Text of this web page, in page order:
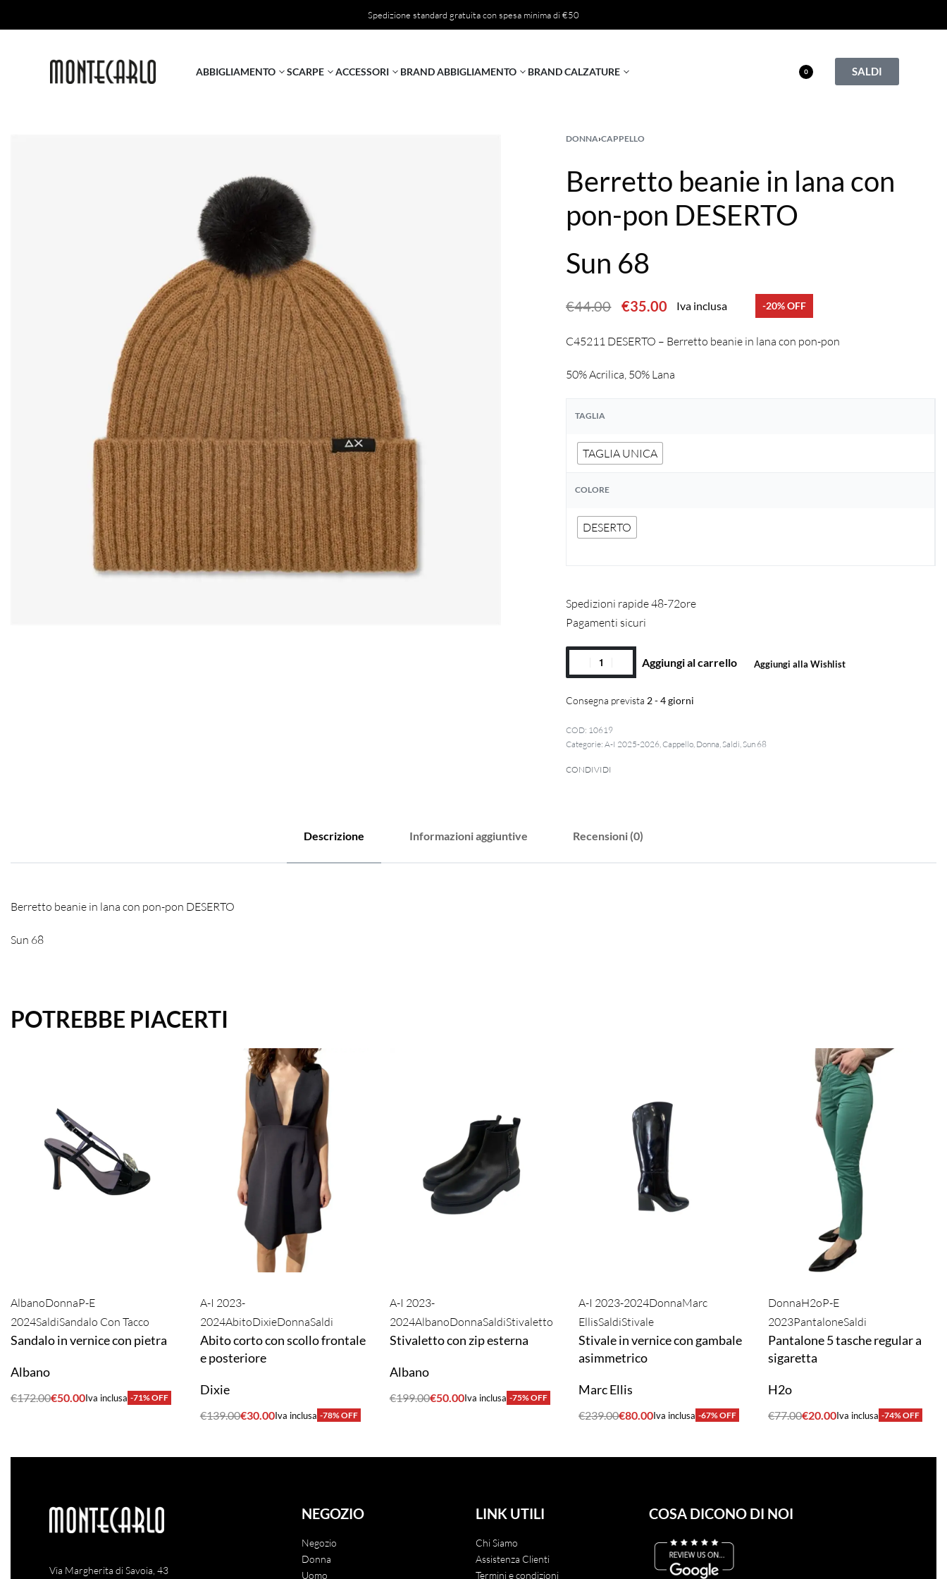
Spedizione standard gratuita con spesa minima di €50
ABBIGLIAMENTO SCARPE ACCESSORI BRAND ABBIGLIAMENTO BRAND CALZATURE 0 SALDI
DONNA›CAPPELLO
Berretto beanie in lana con
pon-pon DESERTO
Sun 68
€44.00 €35.00 Iva inclusa -20% OFF
C45211 DESERTO – Berretto beanie in lana con pon-pon
50% Acrilica, 50% Lana
TAGLIA
TAGLIA UNICA
COLORE
DESERTO
Spedizioni rapide 48-72ore
Pagamenti sicuri
Aggiungi al carrello Aggiungi alla Wishlist
Consegna prevista 2 - 4 giorni
10619
Categorie:A-I 2025-2026,Cappello, Donna,Saldi,Sun 68
CONDIVIDI
Descrizione Informazioni aggiuntive Recensioni (0)
Berretto beanie in lana con pon-pon DESERTO
Sun 68
POTREBBE PIACERTI
AlbanoDonnaP-E
2024SaldiSandalo Con Tacco
Sandalo in vernice con pietra
Albano
€172.00€50.00Iva inclusa -71% OFF
A-I 2023-
2024AbitoDixieDonnaSaldi
Abito corto con scollo frontale
e posteriore
Dixie
€139.00€30.00Iva inclusa -78% OFF
A-I 2023-
2024AlbanoDonnaSaldiStivaletto
Stivaletto con zip esterna
Albano
€199.00€50.00Iva inclusa -75% OFF
A-I 2023-2024DonnaMarc
EllisSaldiStivale
Stivale in vernice con gambale
asimmetrico
Marc Ellis
€239.00€80.00Iva inclusa -67% OFF
DonnaH2oP-E
2023PantaloneSaldi
Pantalone 5 tasche regular a
sigaretta
H2o
€77.00€20.00Iva inclusa -74% OFF
Via Margherita di Savoia, 43
NEGOZIO
Negozio
Donna
Uomo
LINK UTILI
Chi Siamo
Assistenza Clienti
Termini e condizioni
COSA DICONO DI NOI